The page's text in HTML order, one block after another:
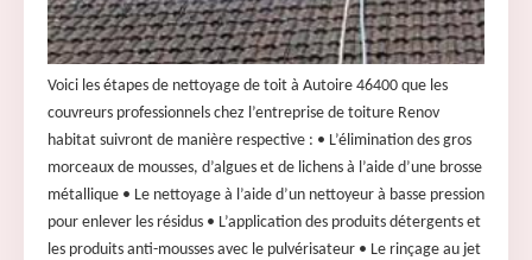
Voici les étapes de nettoyage de toit à Autoire 46400 que les
couvreurs professionnels chez l’entreprise de toiture Renov
habitat suivront de manière respective : • L’élimination des gros
morceaux de mousses, d’algues et de lichens à l’aide d’une brosse
métallique • Le nettoyage à l’aide d’un nettoyeur à basse pression
pour enlever les résidus • L’application des produits détergents et
les produits anti-mousses avec le pulvérisateur • Le rinçage au jet